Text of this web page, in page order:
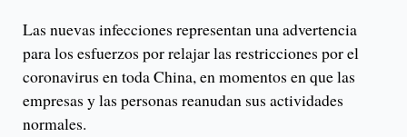
Las nuevas infecciones representan una advertencia
para los esfuerzos por relajar las restricciones por el
coronavirus en toda China, en momentos en que las
empresas y las personas reanudan sus actividades
normales.